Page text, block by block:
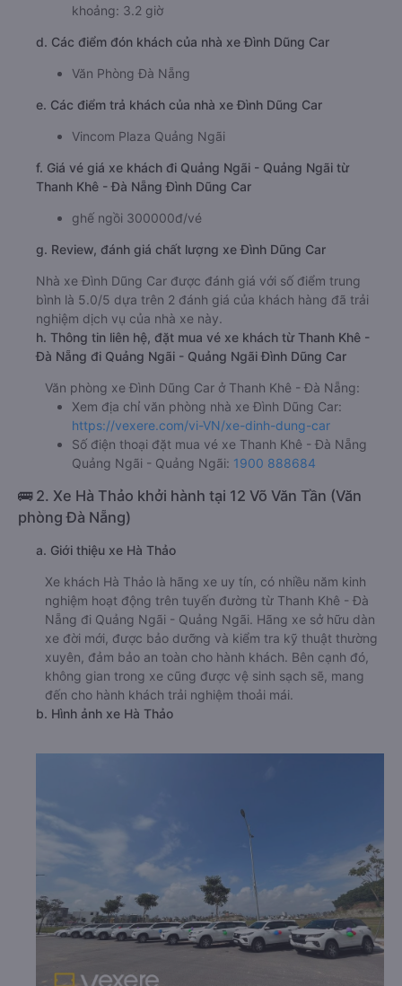
khoảng: 3.2 giờ
d. Các điểm đón khách của nhà xe Đình Dũng Car
Văn Phòng Đà Nẵng
e. Các điểm trả khách của nhà xe Đình Dũng Car
Vincom Plaza Quảng Ngãi
f. Giá vé giá xe khách đi Quảng Ngãi - Quảng Ngãi từ
Thanh Khê - Đà Nẵng Đình Dũng Car
ghế ngồi 300000đ/vé
g. Review, đánh giá chất lượng xe Đình Dũng Car
Nhà xe Đình Dũng Car được đánh giá với số điểm trung
bình là 5.0/5 dựa trên 2 đánh giá của khách hàng đã trải
nghiệm dịch vụ của nhà xe này.
h. Thông tin liên hệ, đặt mua vé xe khách từ Thanh Khê -
Đà Nẵng đi Quảng Ngãi - Quảng Ngãi Đình Dũng Car
Văn phòng xe Đình Dũng Car ở Thanh Khê - Đà Nẵng:
Xem địa chỉ văn phòng nhà xe Đình Dũng Car:
https://vexere.com/vi-VN/xe-dinh-dung-car
Số điện thoại đặt mua vé xe Thanh Khê - Đà Nẵng
Quảng Ngãi - Quảng Ngãi: 1900 888684
🚌 2. Xe Hà Thảo khởi hành tại 12 Võ Văn Tần (Văn
phòng Đà Nẵng)
a. Giới thiệu xe Hà Thảo
Xe khách Hà Thảo là hãng xe uy tín, có nhiều năm kinh
nghiệm hoạt động trên tuyến đường từ Thanh Khê - Đà
Nẵng đi Quảng Ngãi - Quảng Ngãi. Hãng xe sở hữu dàn
xe đời mới, được bảo dưỡng và kiểm tra kỹ thuật thường
xuyên, đảm bảo an toàn cho hành khách. Bên cạnh đó,
không gian trong xe cũng được vệ sinh sạch sẽ, mang
đến cho hành khách trải nghiệm thoải mái.
b. Hình ảnh xe Hà Thảo